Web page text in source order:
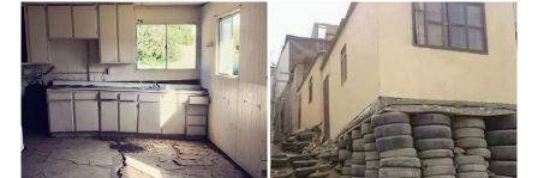
Zahrada
Design
Sledujte prima+